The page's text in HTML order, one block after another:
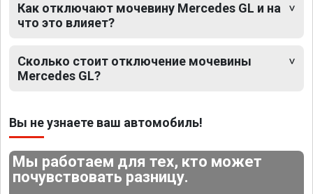
Как отключают мочевину Mercedes GL и на
что это влияет?
Сколько стоит отключение мочевины
Mercedes GL?
Вы не узнаете ваш автомобиль!
Мы работаем для тех, кто может
почувствовать разницу.